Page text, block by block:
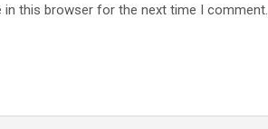
in this browser for the next time I comment.